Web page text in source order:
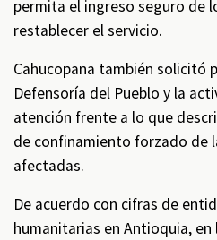
permita el ingreso seguro de
restablecer el servicio.
Cahucopana también solicitó
Defensoría del Pueblo y la
atención frente a lo que
de confinamiento forzado de
afectadas.
De acuerdo con cifras de
humanitarias en Antioquia,